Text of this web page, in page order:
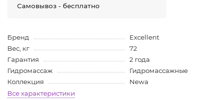
Самовывоз - бесплатно
Бренд
Excellent
Вес, кг
72
Гарантия
2 года
Гидромассаж
Гидромассажные
Коллекция
Newa
Все характеристики